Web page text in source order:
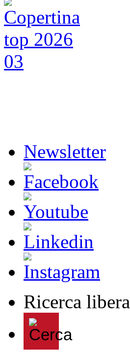
Newsletter
Ricerca libera